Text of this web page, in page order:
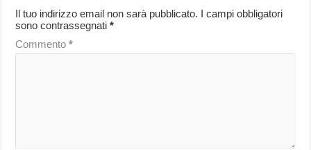
Il tuo indirizzo email non sarà pubblicato. I campi obbligatori
sono contrassegnati*
Commento*